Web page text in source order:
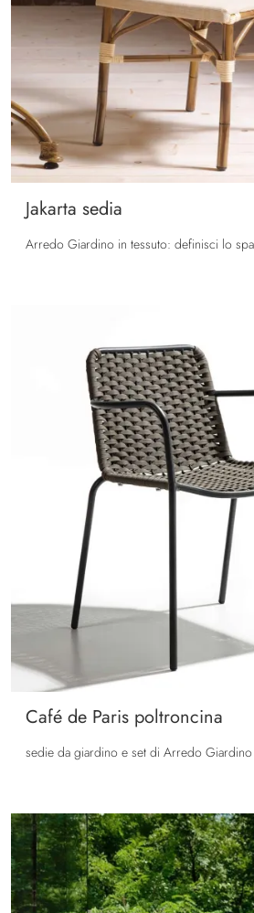
Jakarta sedia
Café de Paris poltroncina